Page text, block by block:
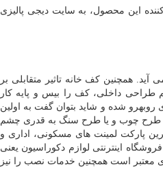
این محصول، به سایت دیجی پالیزی
همچنین کف خانه تاثیر متقابلی بر
طراحی داخلی، کف را بیس و پایه کار
روبه­رو شده و شاید بتوان گفت به اولین
طرح چوب و یا طرح سنگ به قدری چشم
پارکت لمینت های مسکونی، اداری و
اینترنتی لوازم دکوراسیون یعنی
معتبر است همچنین خدمات نصب را نیز